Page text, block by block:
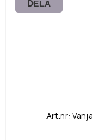
DELA
Art.nr: